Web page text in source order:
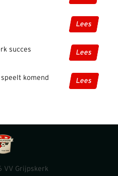
Lees
succes Lees
komend
Lees
Grijpskerk